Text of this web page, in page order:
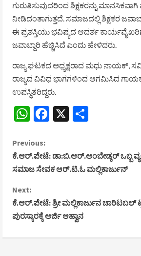
ಗುರುತಿಸುವುದರಿಂದ ಶಿಕ್ಷಕರನ್ನು ಮಾನಸಿಕವಾಗಿ
ನೀಡಿದಂತಾಗುತ್ತದೆ. ಸಮಾಜದಲ್ಲಿ ಶಿಕ್ಷಕರ
ಈ ಪ್ರಶಸ್ತಿಯು ಭವಿಷ್ಯದ ಆದರ್ಶ ಕಾರ್ಯವೈಖರಿಗೆ
ಜವಾಬ್ದಾರಿ ಹೆಚ್ಚಿಸಿದೆ ಎಂದು ಹೇಳಿದರು.
ರಾಜ್ಯ ಘಟಕದ ಅಧ್ಯಕ್ಷರಾದ ಮಧು ನಾಯಕ್,
ರಾಜ್ಯದ ವಿವಿಧ ಭಾಗಗಳಿಂದ ಆಗಮಿಸಿದ
ಉಪಸ್ಥಿತರಿದ್ದರು.
WhatsApp
Facebook
X
C
o
n
t
Previous:
ಕೆ.ಆರ್.ಪೇಟೆ: ಡಾ:ಬಿ.ಆರ್.ಅಂಬೇಡ್ಕರ್ ಒಬ್ಬ
ಸಮಾಜ ಸೇವಕ ಆರ್.ಟಿ.ಓ ಮಲ್ಲಿಕಾರ್ಜುನ್
Next:
ಕೆ.ಆರ್.ಪೇಟೆ: ಶ್ರೀ ಮಲ್ಲಿಕಾರ್ಜುನ ಚಾರಿಟಬಲ್
ಪುರಸ್ಕಾರಕ್ಕೆ ಅರ್ಜಿ ಆಹ್ವಾನ